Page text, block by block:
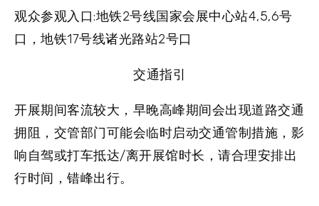
观众参观入口:地铁2号线国家会展中心站4,5,6号
口，地铁17号线诸光路站2号口
交通指引
开展期间客流较大，早晚高峰期间会出现道路交通
拥阻，交管部门可能会临时启动交通管制措施，影
响自驾或打车抵达/离开展馆时长，请合理安排出
行时间，错峰出行。